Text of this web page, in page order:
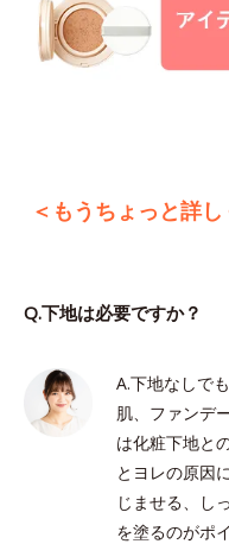
＜もうちょっと詳
Q.下地は必要ですか？
A.下地なしで
肌、ファンデ
は化粧下地と
とヨレの原因
じませる、し
を塗るのがポ